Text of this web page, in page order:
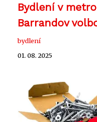
Bydlení v
Barrandov
bydlení
01. 08. 2025